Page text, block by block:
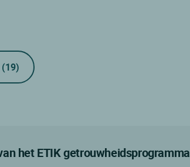
(19)
het ETIK getrouwheidsprogramma